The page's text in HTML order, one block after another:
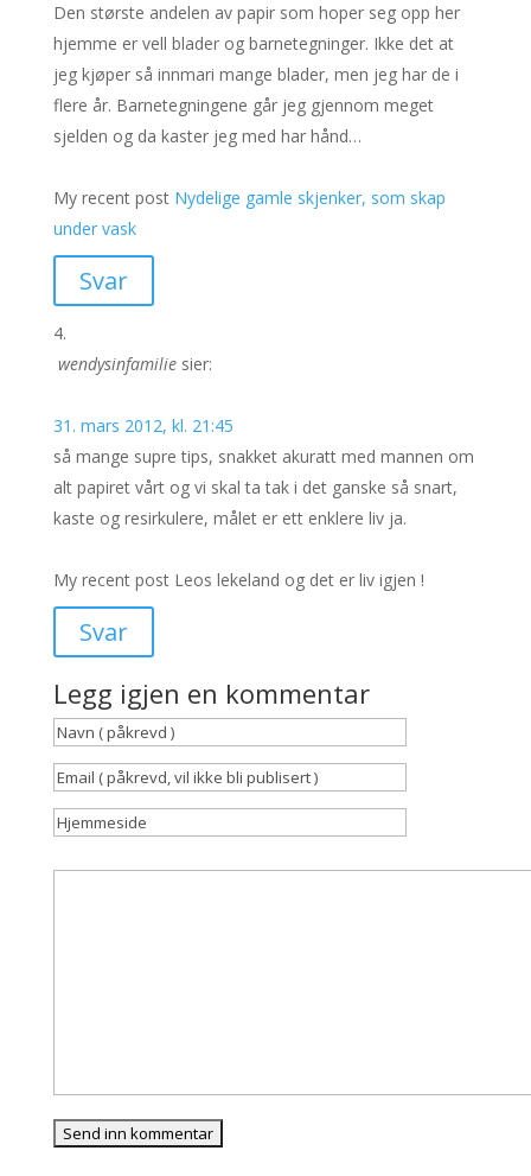
Den største andelen av papir som hoper seg opp her
hjemme er vell blader og barnetegninger. Ikke det at
jeg kjøper så innmari mange blader, men jeg har de i
flere år. Barnetegningene går jeg gjennom meget
sjelden og da kaster jeg med har hånd…
My recent post Nydelige gamle skjenker, som skap
under vask
Svar
wendysinfamilie sier:
31. mars 2012, kl. 21:45
så mange supre tips, snakket akuratt med mannen om
alt papiret vårt og vi skal ta tak i det ganske så snart,
kaste og resirkulere, målet er ett enklere liv ja.
My recent post Leos lekeland og det er liv igjen !
Svar
Legg igjen en kommentar